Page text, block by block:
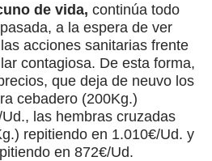
de vida, continúa todo
a la espera de ver
acciones sanitarias frente
contagiosa. De esta forma,
que deja de neuvo los
cebadero (200Kg.)
las hembras cruzadas
repitiendo en 1.010€/Ud. y
en 872€/Ud.